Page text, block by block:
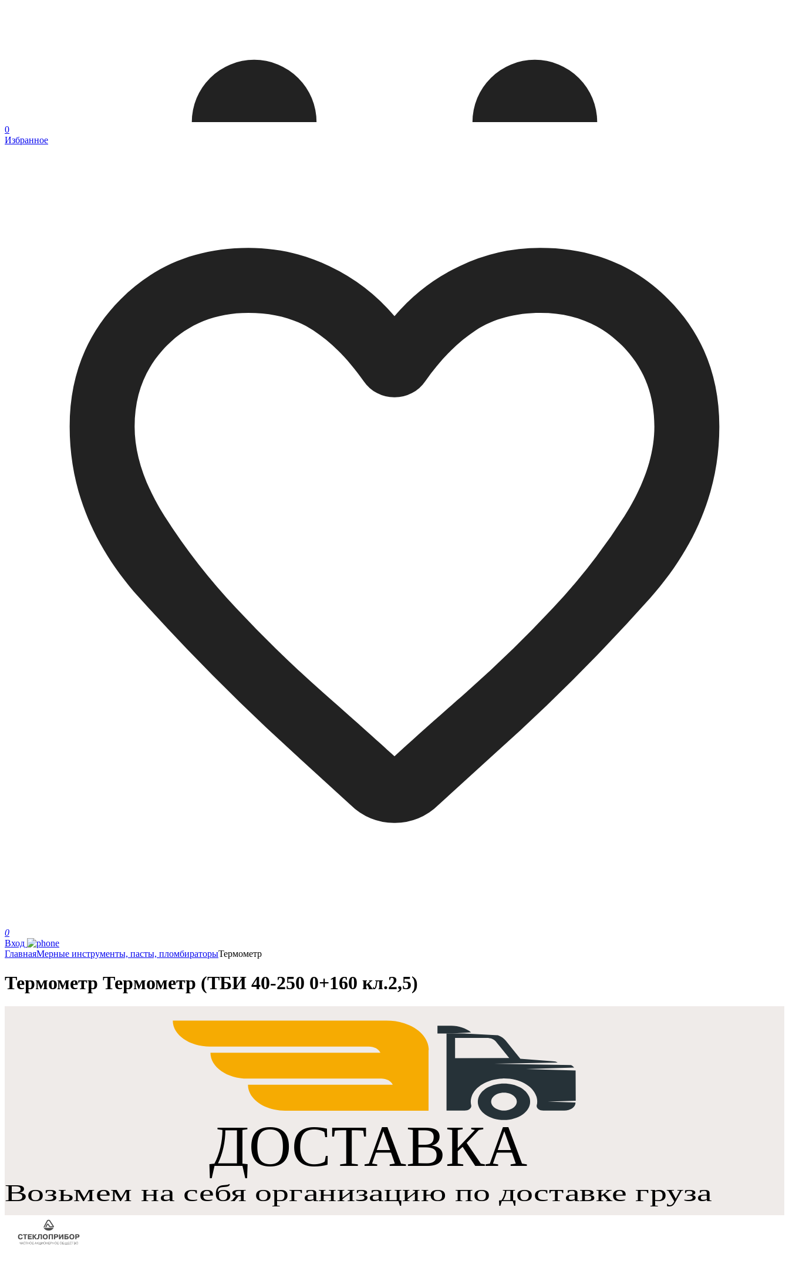
0
Избранное
0
Вход
ГлавнаяМерные инструменты, пасты, пломбираторыТермометр
Термометр Термометр (ТБИ 40-250 0+160 кл.2,5)